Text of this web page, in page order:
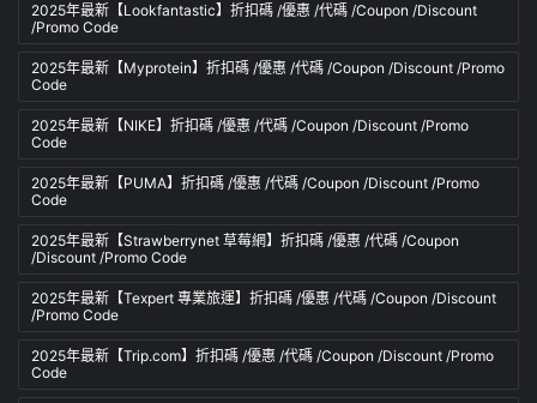
2025年最新【Lookfantastic】折扣碼 /優惠 /代碼 /Coupon /Discount
/Promo Code
2025年最新【Myprotein】折扣碼 /優惠 /代碼 /Coupon /Discount /Promo
Code
2025年最新【NIKE】折扣碼 /優惠 /代碼 /Coupon /Discount /Promo
Code
2025年最新【PUMA】折扣碼 /優惠 /代碼 /Coupon /Discount /Promo
Code
2025年最新【Strawberrynet 草莓網】折扣碼 /優惠 /代碼 /Coupon
/Discount /Promo Code
2025年最新【Texpert 專業旅運】折扣碼 /優惠 /代碼 /Coupon /Discount
/Promo Code
2025年最新【Trip.com】折扣碼 /優惠 /代碼 /Coupon /Discount /Promo
Code